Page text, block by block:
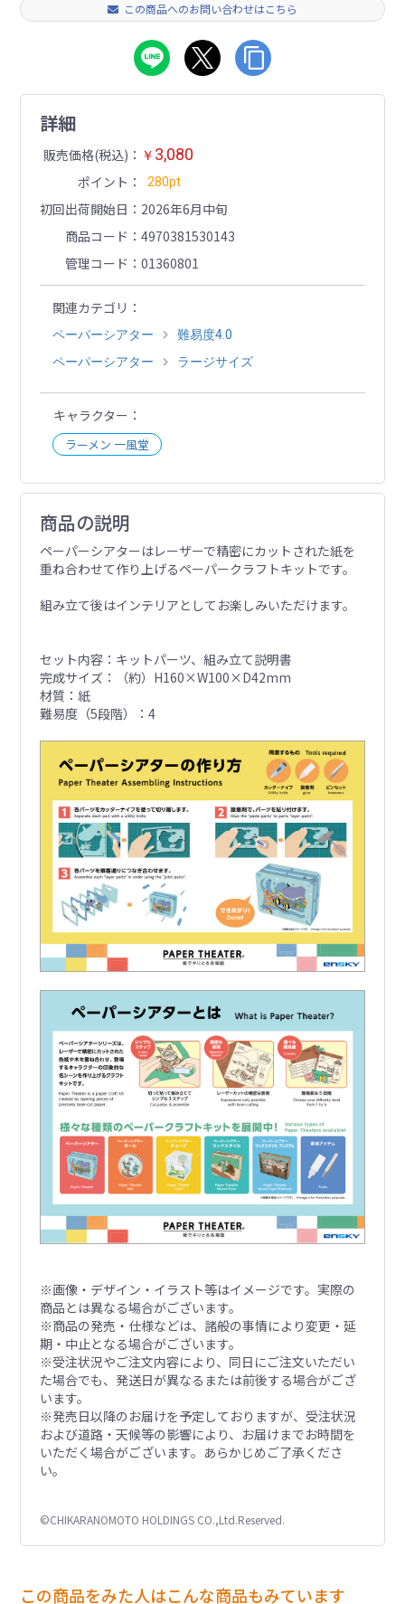
この商品へのお問い合わせはこちら
詳細
販売価格(税込) ￥ 3,080
ポイント 280pt
初回出荷開始日
2026年6月中旬
商品コード
4970381530143
管理コード
01360801
関連カテゴリ
ペーパーシアター
難易度4.0
ペーパーシアター
ラージサイズ
キャラクター
ラーメン 一風堂
商品の説明
ペーパーシアターはレーザーで精密にカットされた紙を
重ね合わせて作り上げるペーパークラフトキットです。
組み立て後はインテリアとしてお楽しみいただけます。
セット内容：キットパーツ、組み立て説明書
完成サイズ：（約）H160×W100×D42mm
材質：紙
難易度（5段階）：4
※画像・デザイン・イラスト等はイメージです。実際の
商品とは異なる場合がございます。
※商品の発売・仕様などは、諸般の事情により変更・延
期・中止となる場合がございます。
※受注状況やご注文内容により、同日にご注文いただい
た場合でも、発送日が異なるまたは前後する場合がござ
います。
※発売日以降のお届けを予定しておりますが、受注状況
および道路・天候等の影響により、お届けまでお時間を
いただく場合がございます。あらかじめご了承くださ
い。
©CHIKARANOMOTO HOLDINGS CO.,Ltd.Reserved.
この商品をみた人はこんな商品もみています